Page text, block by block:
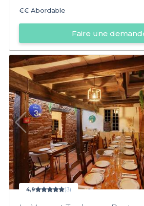
€€ Abordable
Faire une
4,9 (3)